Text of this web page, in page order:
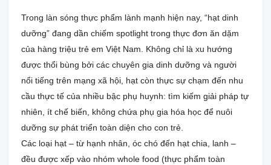
Trong làn sóng thực phẩm lành mạnh hiện nay, “hạt dinh
dưỡng” đang dần chiếm spotlight trong thực đơn ăn dặm
của hàng triệu trẻ em Việt Nam. Không chỉ là xu hướng
được thổi bùng bởi các chuyên gia dinh dưỡng và người
nổi tiếng trên mạng xã hội, hạt còn thực sự chạm đến nhu
cầu thực tế của nhiều bậc phụ huynh: tìm kiếm giải pháp tự
nhiên, ít chế biến, không chứa phụ gia hóa học để nuôi
dưỡng sự phát triển toàn diện cho con trẻ.
Các loại hạt – từ hạnh nhân, óc chó đến hạt chia, lanh –
đều được xếp vào nhóm whole food (thực phẩm toàn